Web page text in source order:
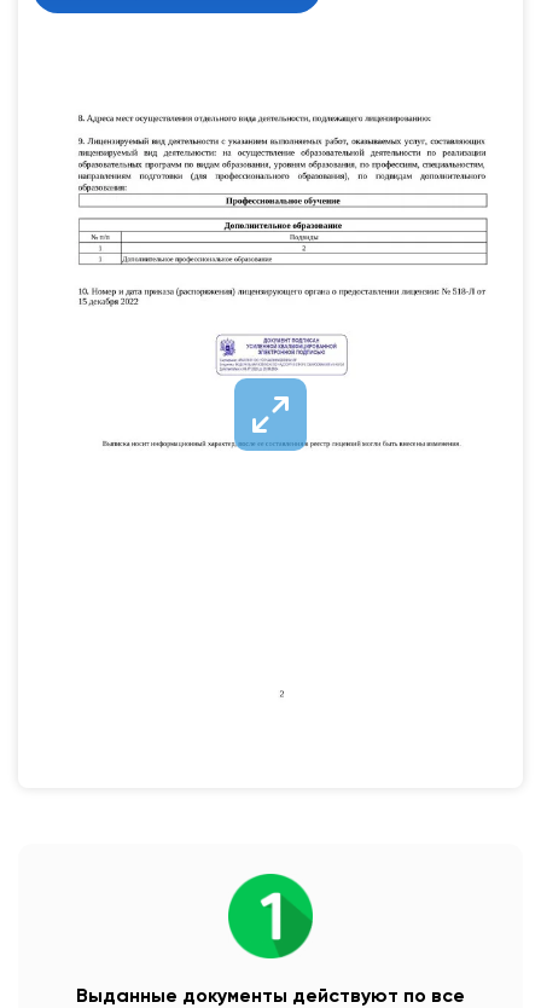
Выданные документы действуют по все